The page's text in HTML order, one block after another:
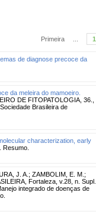
Primeira 1
de diagnose precoce da
da meleira do mamoeiro.
DE FITOPATOLOGIA, 36.,
Brasileira de
characterization, early
Resumo.
J. A. ; ZAMBOLIM, E. M. ;
Fortaleza, v.28, n. Supl.,
integrado de doenças de